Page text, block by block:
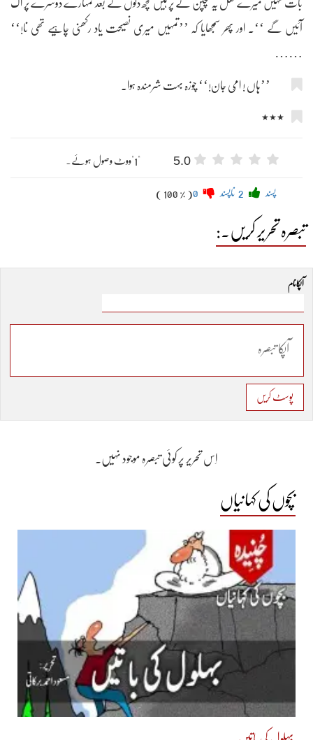
بات نہیں میرے لعل یہ بچپن کے پر ہیں کچھ دنوں کے بعد تمہارے دوسرے پر اُگ
آئیں گے ‘‘۔ اور پھر سمجھایا کہ ’’تمہیں میری نصیحت یاد رکھنی چاہیے تھی نا!‘‘
’’ہاں ! امّی جان!‘‘ چوزہ بہت شرمندہ ہوا۔
٭٭٭
5.0 "1"ووٹ وصول ہوئے۔
پسند ناپسند ( 100 % )
تبصرہ تحریر کریں۔:
آپکا نام
پوسٹ کریں
اِس تحریر پر کوئی تبصرہ موجود نہیں۔
بچوں کی کہانیاں